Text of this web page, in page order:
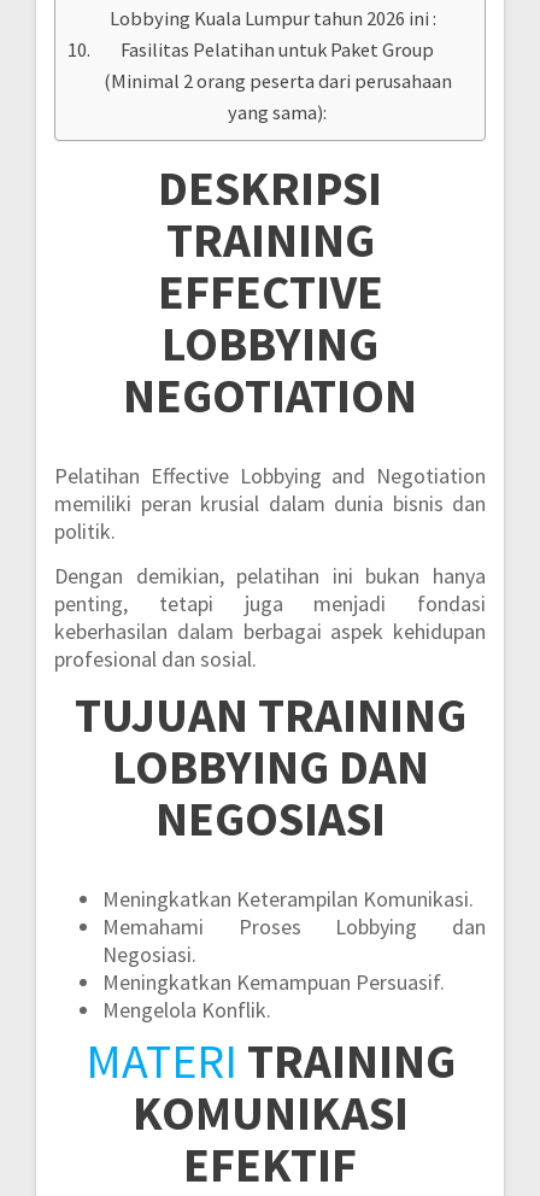
Lobbying Kuala Lumpur tahun 2026 ini :
Fasilitas Pelatihan untuk Paket Group
(Minimal 2 orang peserta dari perusahaan
yang sama):
DESKRIPSI
TRAINING
EFFECTIVE
LOBBYING
NEGOTIATION
Pelatihan Effective Lobbying and Negotiation
memiliki peran krusial dalam dunia bisnis dan
politik.
Dengan demikian, pelatihan ini bukan hanya
penting, tetapi juga menjadi fondasi
keberhasilan dalam berbagai aspek kehidupan
profesional dan sosial.
TUJUAN TRAINING
LOBBYING DAN
NEGOSIASI
Meningkatkan Keterampilan Komunikasi.
Memahami Proses Lobbying dan
Negosiasi.
Meningkatkan Kemampuan Persuasif.
Mengelola Konflik.
MATERI TRAINING
KOMUNIKASI
EFEKTIF